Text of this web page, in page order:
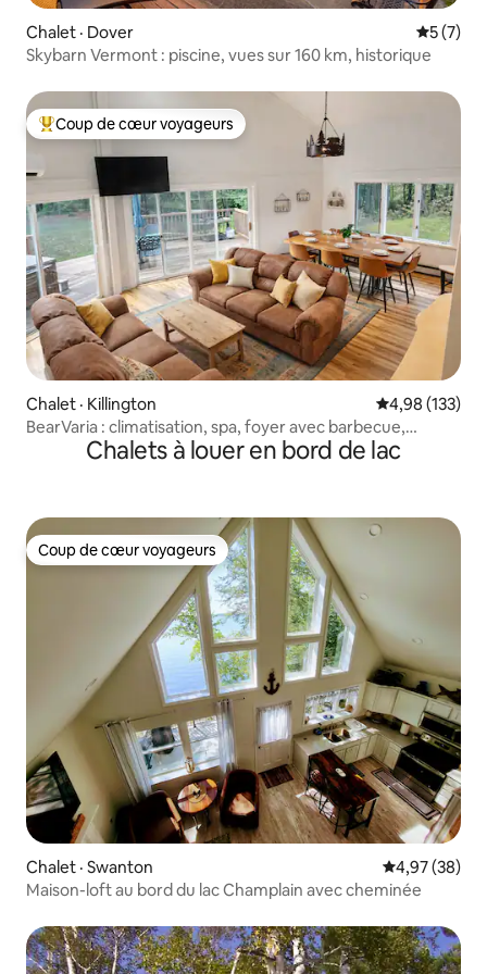
Chalet · Dover Note
5 (7)
Skybarn Vermont : piscine, vues sur 160 km, historique
Coup de cœur voyageurs parmi les plus aimés
Coup de cœur voyageurs
Chalet · Killington Note
4,98 (133)
BearVaria : climatisation, spa, foyer avec barbecue,
disque-golfChalets à louer en bord de lac
Coup de cœur voyageurs
Coup de cœur voyageurs
Chalet · Swanton Note
4,97 (38)
Maison-loft au bord du lac Champlain avec cheminée